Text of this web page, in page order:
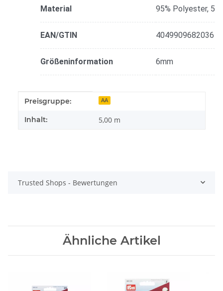
Material 95% Polyester,
EAN/GTIN 4049909682036
Größeninformation 6mm
Produkteigenschaft
Wert
Preisgruppe: AA
Inhalt: 5,00 m
Trusted Shops - Bewertungen
Ähnliche Artikel